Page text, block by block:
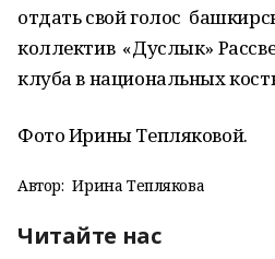
отдать свой голос
коллектив «Дуслык»
клуба в национальных
Фото Ирины Тепляковой.
Автор: Ирина Теплякова
Читайте нас